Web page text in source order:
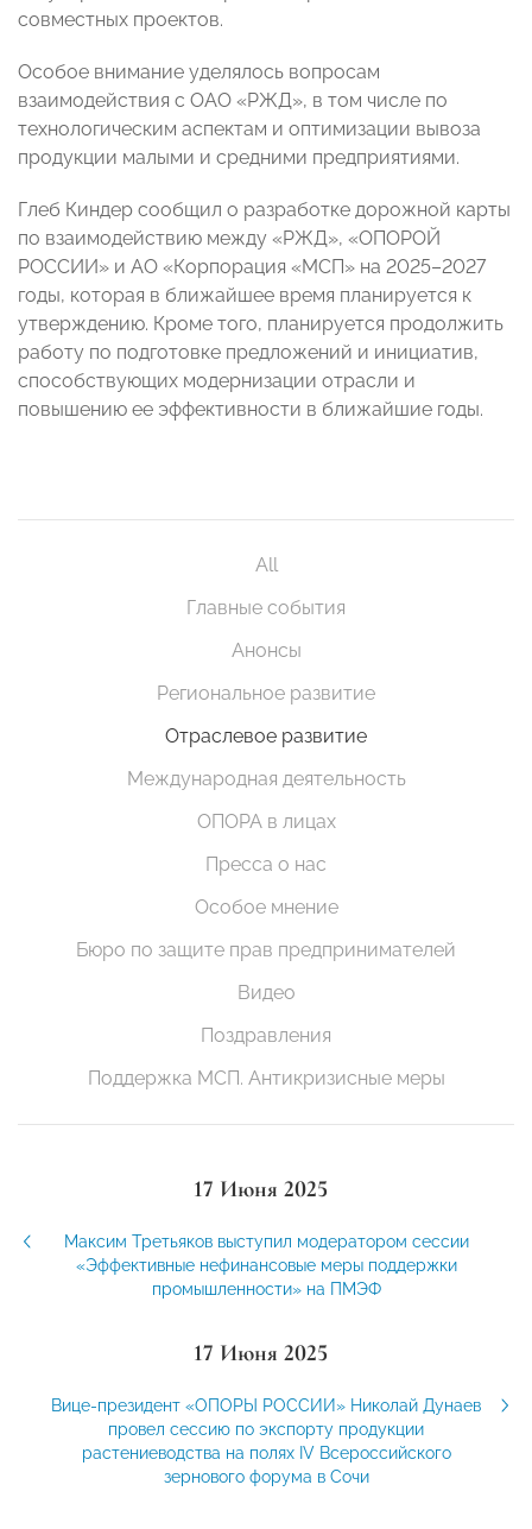
совместных проектов.
Особое внимание уделялось вопросам
взаимодействия с ОАО «РЖД», в том числе по
технологическим аспектам и оптимизации вывоза
продукции малыми и средними предприятиями.
Глеб Киндер сообщил о разработке дорожной карты
по взаимодействию между «РЖД», «ОПОРОЙ
РОССИИ» и АО «Корпорация «МСП» на 2025–2027
годы, которая в ближайшее время планируется к
утверждению. Кроме того, планируется продолжить
работу по подготовке предложений и инициатив,
способствующих модернизации отрасли и
повышению ее эффективности в ближайшие годы.
All
Главные события
Анонсы
Региональное развитие
Отраслевое развитие
Международная деятельность
ОПОРА в лицах
Пресса о нас
Особое мнение
Бюро по защите прав предпринимателей
Видео
Поздравления
Поддержка МСП. Антикризисные меры
17 Июня 2025
Максим Третьяков выступил модератором сессии
«Эффективные нефинансовые меры поддержки
промышленности» на ПМЭФ
17 Июня 2025
Вице-президент «ОПОРЫ РОССИИ» Николай Дунаев
провел сессию по экспорту продукции
растениеводства на полях IV Всероссийского
зернового форума в Сочи